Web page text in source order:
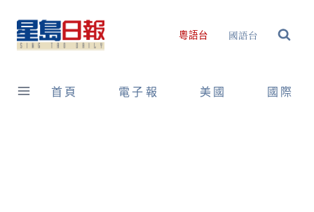
content
粵語台 國語台
首頁 電子報 美國 國際